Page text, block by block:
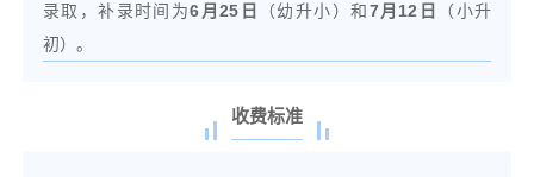
录取，补录时间为6月25日 （幼升小）和7月12日
（小升
初）。
收费标准